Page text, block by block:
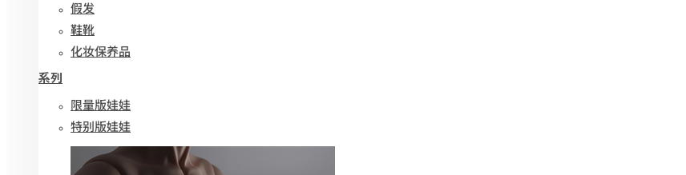
假发
鞋靴
化妆保养品
系列
限量版娃娃
特别版娃娃